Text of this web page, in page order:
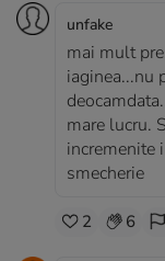
unfake
mai mult
iaginea...nu
mare lucru.
incremenite
smecherie
2 6